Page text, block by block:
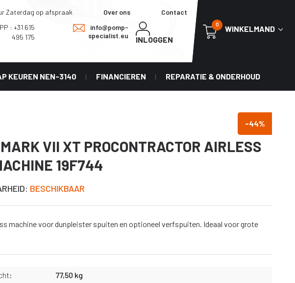
Zaterdag op afspraak Over ons Contact
: +31 615
495 175
info@pomp-
specialist.eu
INLOGGEN
0 WINKELMAND
KEUREN NEN-3140 FINANCIEREN REPARATIE & ONDERHOUD
-44%
VII XT PROCONTRACTOR AIRLESS
19F744
BESCHIKBAAR
machine voor dunpleister spuiten en optioneel verfspuiten. Ideaal voor grote
77,50 kg